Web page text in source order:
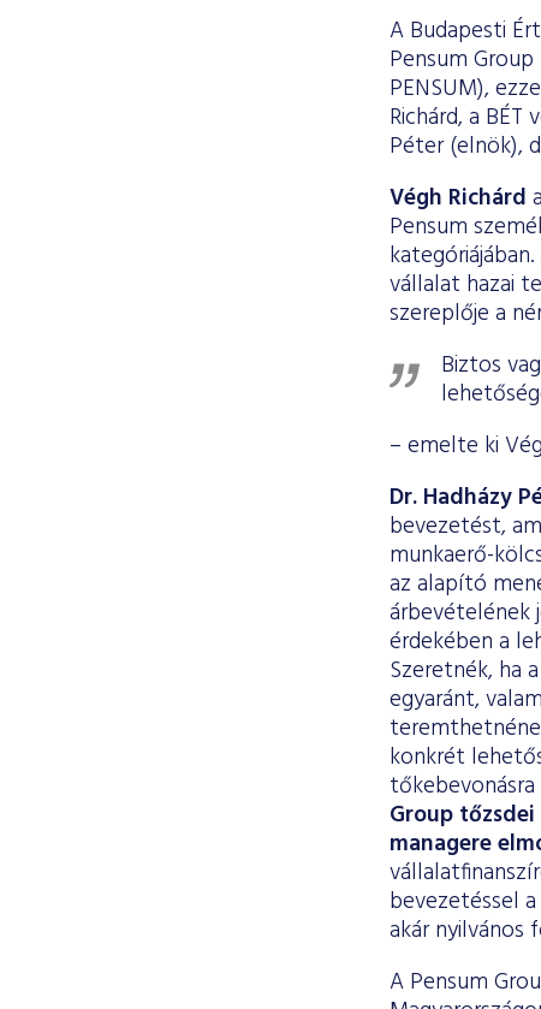
A Budapesti
Pensum
PENSUM),
Richárd, a
Péter (elnök),
Végh Richárd
Pensum
vállalat hazai
szereplője a
Biztos
– emelte ki
Dr. Hadházy
bevezetést,
munkaerő-
az alapító
árbevételének
érdekében a
Szeretnék, ha
egyaránt,
konkrét
Group
managere
bevezetéssel
akár nyilvános
A Pensum